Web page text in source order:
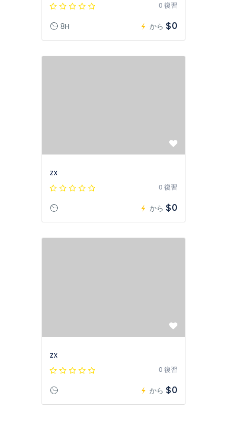
0 復習
8H から $0
zx
0 復習
から $0
zx
0 復習
から $0